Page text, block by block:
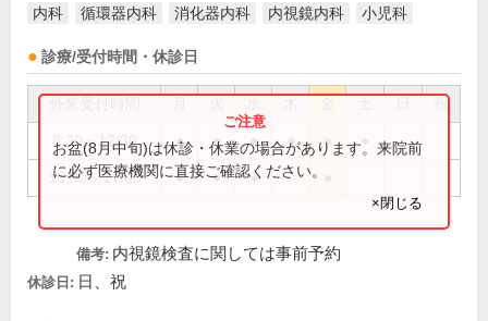
内科 循環器内科 消化器内科 内視鏡内科 小児科
診療/受付時間・休診日
祝
8:30～12:30 ● ● ● ● ●
15:00～17:00 ● ● ●
お盆(8月中旬)は休診・休業の場合があります。来院前
に必ず医療機関に直接ご確認ください。
×閉じる
備考: 内視鏡検査に関しては事前予約
休診日: 日、祝